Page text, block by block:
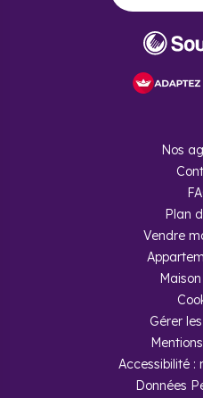
Nos
Plan
Vendre
Gérer
Accessibilité :
Données